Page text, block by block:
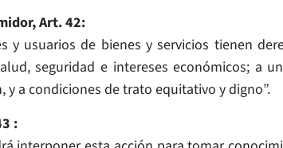
Art. 42:
y usuarios de bienes y servicios tienen
seguridad e intereses económicos; a
y a condiciones de trato equitativo y digno”.
: